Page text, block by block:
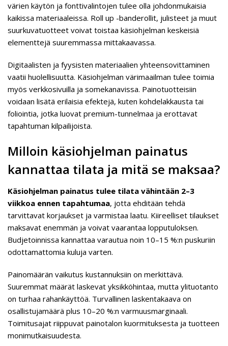
värien käytön ja fonttivalintojen tulee olla johdonmukaisia
kaikissa materiaaleissa. Roll up -banderollit, julisteet ja muut
suurkuvatuotteet voivat toistaa käsiohjelman keskeisiä
elementtejä suuremmassa mittakaavassa.
Digitaalisten ja fyysisten materiaalien yhteensovittaminen
vaatii huolellisuutta. Käsiohjelman värimaailman tulee toimia
myös verkkosivuilla ja somekanavissa. Painotuotteisiin
voidaan lisätä erilaisia efektejä, kuten kohdelakkausta tai
foliointia, jotka luovat premium-tunnelmaa ja erottavat
tapahtuman kilpailijoista.
Milloin käsiohjelman painatus
kannattaa tilata ja mitä se maksaa?
Käsiohjelman painatus tulee tilata vähintään 2–3
viikkoa ennen tapahtumaa, jotta ehditään tehdä
tarvittavat korjaukset ja varmistaa laatu. Kiireelliset tilaukset
maksavat enemmän ja voivat vaarantaa lopputuloksen.
Budjetoinnissa kannattaa varautua noin 10–15 %:n puskuriin
odottamattomia kuluja varten.
Painomäärän vaikutus kustannuksiin on merkittävä.
Suuremmat määrät laskevat yksikköhintaa, mutta ylituotanto
on turhaa rahankäyttöä. Turvallinen laskentakaava on
osallistujamäärä plus 10–20 %:n varmuusmarginaali.
Toimitusajat riippuvat painotalon kuormituksesta ja tuotteen
monimutkaisuudesta.